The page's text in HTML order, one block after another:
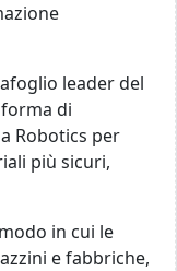
leader del
di
Robotics per
più sicuri,
in cui le
e fabbriche,